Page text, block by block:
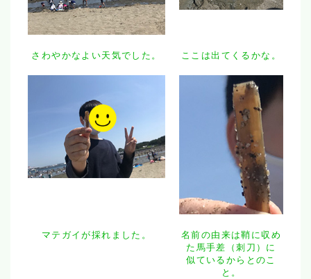
さわやかなよい天気でした。 ここは出てくるかな。
マテガイが採れました。
名前の由来は鞘に収め
た馬手差（刺刀）に
似ているからとのこ
と。